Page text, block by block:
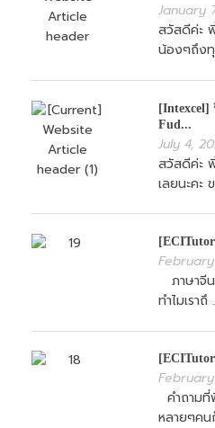
January
สวัสดีค่ะ
น้องๆถึง
Fud...
July 4,
สวัสดีค่ะ
เลยนะคะ
ภาษาจี
ทำไมเราถึ
คำถาม
หลายๆคน